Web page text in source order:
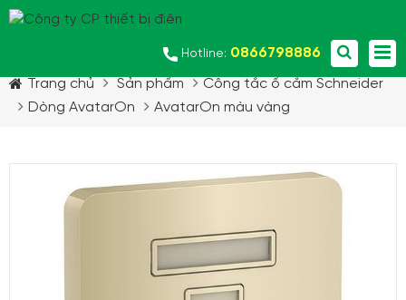
Hotline: 0866798886
Trang chủ
Sản phẩm
Công tắc ổ cắm Schneider
Dòng AvatarOn
AvatarOn màu vàng